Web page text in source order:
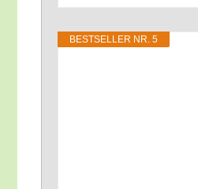
BEST­SEL­LER NR. 5